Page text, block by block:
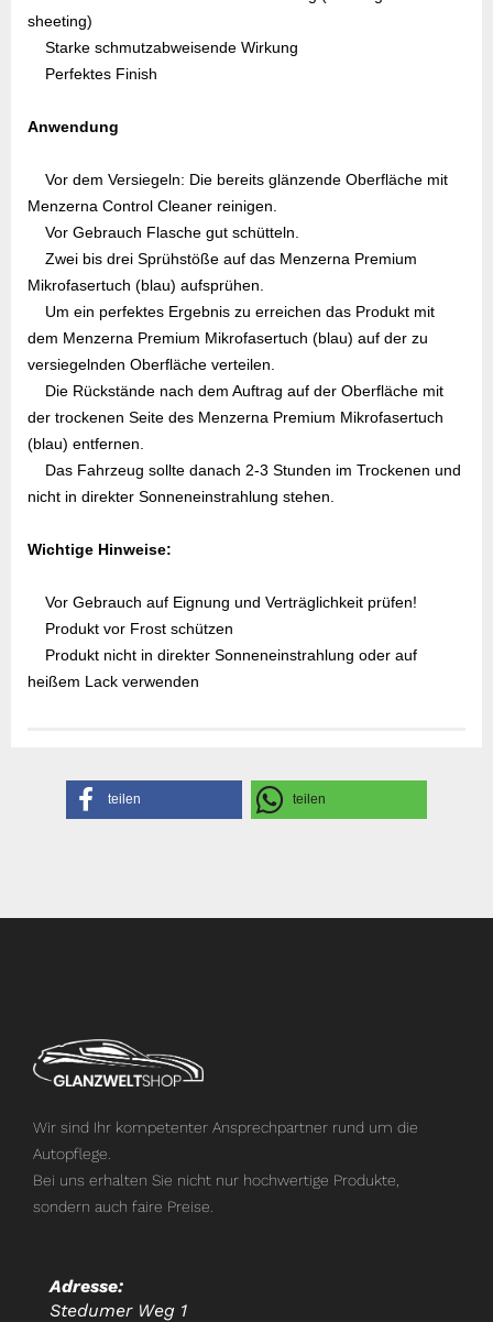
sheeting)
Starke schmutzabweisende Wirkung
Perfektes Finish
Anwendung
Vor dem Versiegeln: Die bereits glänzende Oberfläche mit
Menzerna Control Cleaner reinigen.
Vor Gebrauch Flasche gut schütteln.
Zwei bis drei Sprühstöße auf das Menzerna Premium
Mikrofasertuch (blau) aufsprühen.
Um ein perfektes Ergebnis zu erreichen das Produkt mit
dem Menzerna Premium Mikrofasertuch (blau) auf der zu
versiegelnden Oberfläche verteilen.
Die Rückstände nach dem Auftrag auf der Oberfläche mit
der trockenen Seite des Menzerna Premium Mikrofasertuch
(blau) entfernen.
Das Fahrzeug sollte danach 2-3 Stunden im Trockenen und
nicht in direkter Sonneneinstrahlung stehen.
Wichtige Hinweise:
Vor Gebrauch auf Eignung und Verträglichkeit prüfen!
Produkt vor Frost schützen
Produkt nicht in direkter Sonneneinstrahlung oder auf
heißem Lack verwenden
teilen teilen
Wir sind Ihr kompetenter Ansprechpartner rund um die
Autopflege.
Bei uns erhalten Sie nicht nur hochwertige Produkte,
sondern auch faire Preise.
Adresse:
Stedumer Weg 1